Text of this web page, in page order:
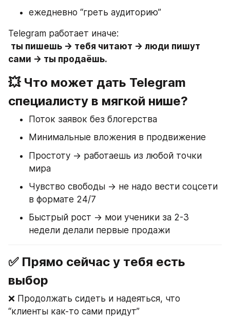
ежедневно “греть аудиторию”
Telegram работает иначе:
ты пишешь → тебя читают → люди пишут
сами → ты продаёшь.
💥 Что может дать Telegram
специалисту в мягкой нише?
Поток заявок без блогерства
Минимальные вложения в продвижение
Простоту → работаешь из любой точки
мира
Чувство свободы → не надо вести соцсети
в формате 24/7
Быстрый рост → мои ученики за 2-3
недели делали первые продажи
✅ Прямо сейчас у тебя есть
выбор
❌ Продолжать сидеть и надеяться, что
“клиенты как-то сами придут”